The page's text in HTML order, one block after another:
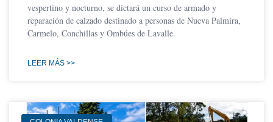
vespertino y nocturno, se dictará un curso de armado y
reparación de calzado destinado a personas de Nueva Palmira,
Carmelo, Conchillas y Ombúes de Lavalle.
LEER MÁS >>